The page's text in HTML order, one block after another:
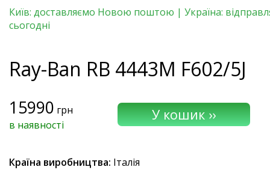
Київ: доставляємо Новою поштою | Україна:
сьогодні
Ray-Ban RB 4443M F602/5J
15990 грн
в наявності
Країна виробництва: Італія